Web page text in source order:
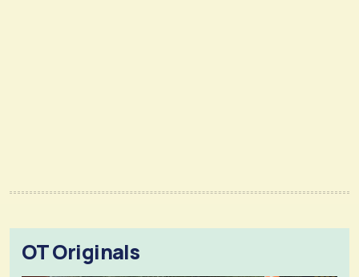
OT Originals